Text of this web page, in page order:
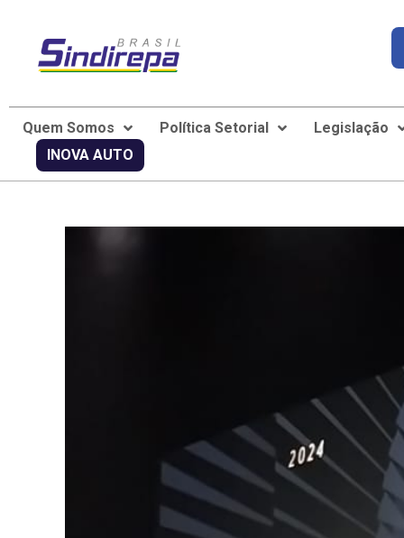
Quem Somos Política Setorial
Legislação
INOVA AUTO